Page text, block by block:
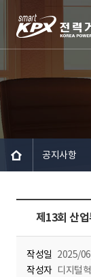
공지사항
제13회 산
작성일 2025/
작성자 디지털